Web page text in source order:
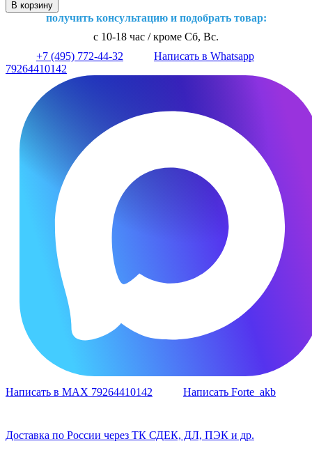
В корзину
получить консультацию и подобрать товар:
с 10-18 час / кроме Сб, Вс.
+7 (495) 772-44-32
Написать в Whatsapp
79264410142
Написать в MAX 79264410142 Написать Forte_akb
Доставка по России через ТК СДЕК, ДЛ, ПЭК и др.